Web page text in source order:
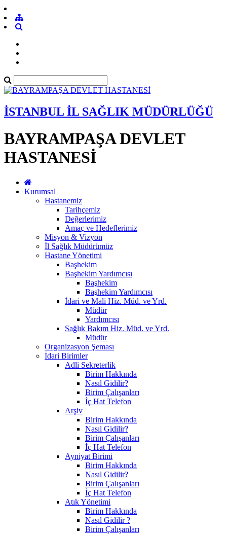
İSTANBUL İL SAĞLIK MÜDÜRLÜĞÜ
BAYRAMPAŞA DEVLET
HASTANESİ
Kurumsal
Hastanemiz
Tarihçemiz
Değerlerimiz
Amaç ve Hedeflerimiz
Misyon & Vizyon
İl Sağlık Müdürümüz
Hastane Yönetimi
Başhekim
Başhekim Yardımcısı
Başhekim
Başhekim Yardımcısı
İdari ve Mali Hiz. Müd. ve Yrd.
Müdür
Yardımcısı
Sağlık Bakım Hiz. Müd. ve Yrd.
Müdür
Organizasyon Şeması
İdari Birimler
Adli Sekreterlik
Birim Hakkında
Nasıl Gidilir?
Birim Çalışanları
İç Hat Telefon
Arşiv
Birim Hakkında
Nasıl Gidilir?
Birim Çalışanları
İç Hat Telefon
Ayniyat Birimi
Birim Hakkında
Nasıl Gidilir?
Birim Çalışanları
İç Hat Telefon
Atık Yönetimi
Birim Hakkında
Nasıl Gidilir ?
Birim Çalışanları